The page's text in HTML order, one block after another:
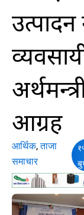
उत्पादन
आग्रह
आर्थिक,ताजा
समाचार